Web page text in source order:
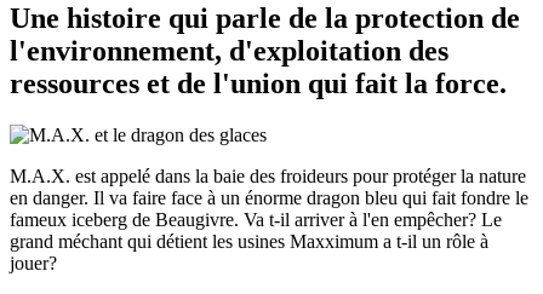
Une histoire qui parle de la protection de
l'environnement, d'exploitation des
ressources et de l'union qui fait la force.
M.A.X. est appelé dans la baie des froideurs pour protéger la nature
en danger. Il va faire face à un énorme dragon bleu qui fait fondre le
fameux iceberg de Beaugivre. Va t-il arriver à l'en empêcher? Le
grand méchant qui détient les usines Maxximum a t-il un rôle à
jouer?